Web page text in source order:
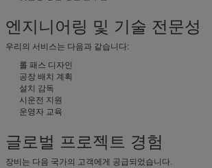
엔지니어링 및 기술 전문성
우리의 서비스는 다음과 같습니다:
롤 패스 디자인
공장 배치 계획
설치 감독
시운전 지원
운영자 교육
글로벌 프로젝트 경험
장비는 다음 국가의 고객에게 공급되었습니다.